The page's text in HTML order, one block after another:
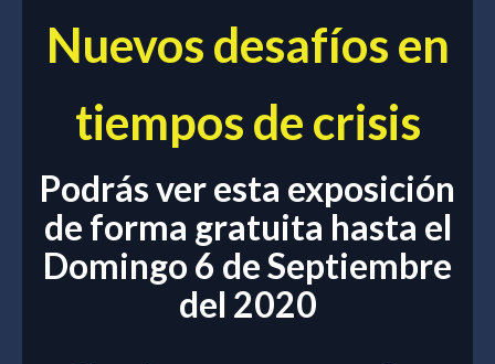
Nuevos desafíos en
tiempos de crisis
Podrás ver esta exposición
de forma gratuita hasta el
Domingo 6 de Septiembre
del 2020